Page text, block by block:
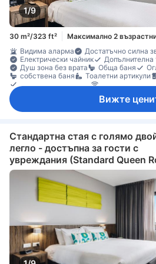
1/9
30 m²/323 ft² Максимално 2
Видима аларма
Достатъчно силна
Електрически чайник
Допълнителна
Душ зона без врата
Обща баня
собствена баня
Тоалетни артикули
iPod докинг станция
Безжичен
Стрийминг услуга като Netflix
Събуждане
Хипоалергенно
Бюро
Възможност за свръзка на
Кофи за боклук
Прозорец
Съоръжения за гладене
Бебешко
Детектор за дим
Достъпно чрез
Индивидуална климатизация
Сейф за лаптоп
Функция за защита/
Вижте
Стандартна стая с голямо
легло - достъпна за гости с
увреждания (Standard Queen
Accessible)